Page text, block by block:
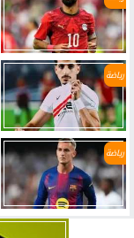
رياضة
رياضة